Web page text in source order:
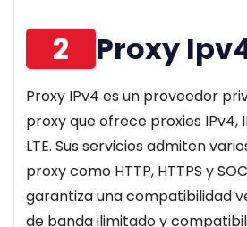
2 Proxy
Proxy IPv4 es un proveedor
proxy que ofrece proxies IPv4,
LTE. Sus servicios admiten
proxy como HTTP, HTTPS y
garantiza una compatibilidad
de banda ilimitado y